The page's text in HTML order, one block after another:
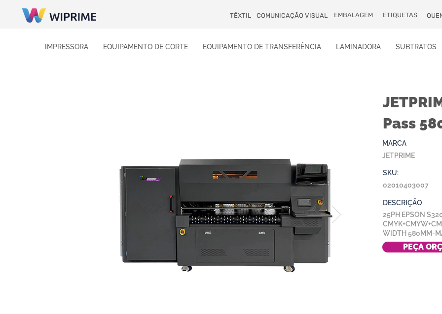
TÊXTIL COMUNICAÇÃO VISUAL EMBALAGEM ETIQUETAS
IMPRESSORA EQUIPAMENTO DE CORTE EQUIPAMENTO DE TRANSFERÊNCIA LAMINADORA SUBTRATOS
Pass
MARCA
JETPRIME
SKU:
02010403007
DESCRIÇÃO
25PH EPSON
WIDTH 580MM-
PEÇA